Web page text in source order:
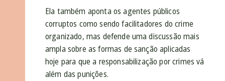
Ela também aponta os agentes públicos
corruptos como sendo facilitadores do crime
organizado, mas defende uma discussão mais
ampla sobre as formas de sanção aplicadas
hoje para que a responsabilização por crimes vá
além das punições.